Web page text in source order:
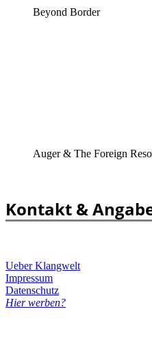
Beyond Border
Auger & The Foreign
Kontakt &
Ueber Klangwelt
Impressum
Datenschutz
Hier werben?